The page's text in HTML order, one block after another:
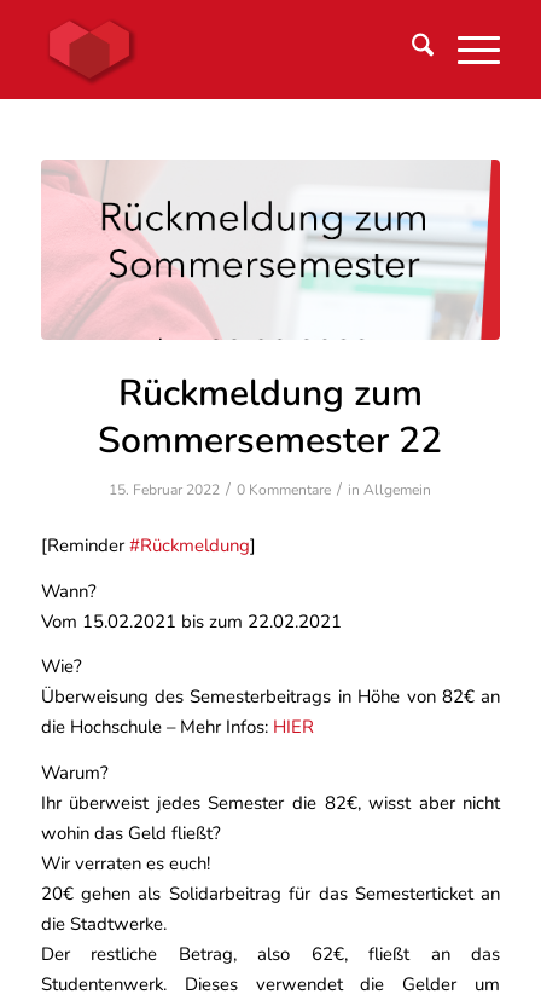
Rückmeldung zum
Sommersemester 22
15. Februar 2022 / 0 Kommentare / inAllgemein
[Reminder#Rückmeldung]
Wann?
Vom 15.02.2021 bis zum 22.02.2021
Wie?
Überweisung des Semesterbeitrags in Höhe von 82€ an
die Hochschule – Mehr Infos: HIER
Warum?
Ihr überweist jedes Semester die 82€, wisst aber nicht
wohin das Geld fließt?
Wir verraten es euch!
20€ gehen als Solidarbeitrag für das Semesterticket an
die Stadtwerke.
Der restliche Betrag, also 62€, fließt an das
Studentenwerk. Dieses verwendet die Gelder um